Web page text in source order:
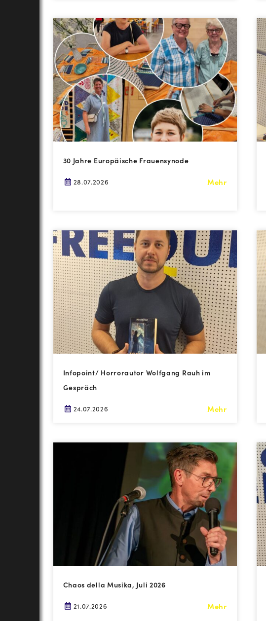
30 Jahre Europäische Frauensynode
28.07.2026 Mehr
Infopoint/ Horrorautor Wolfgang Rauh im
Gespräch
24.07.2026 Mehr
Chaos della Musika, Juli 2026
21.07.2026 Mehr